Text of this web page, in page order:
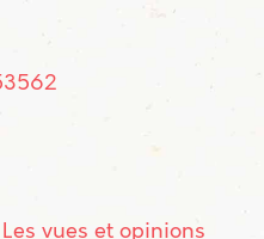
vues et opinions